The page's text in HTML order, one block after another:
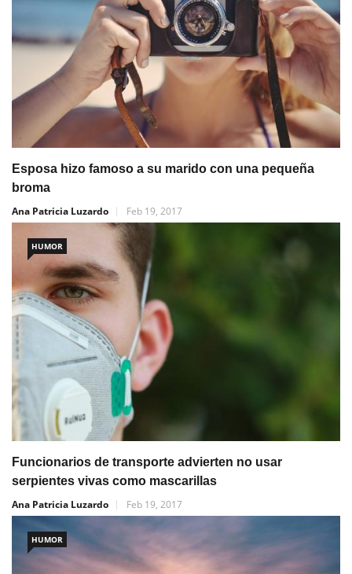
Esposa hizo famoso a su marido con una pequeña
broma
Ana Patricia Luzardo
Feb 19, 2017
HUMOR
Funcionarios de transporte advierten no usar
serpientes vivas como mascarillas
Ana Patricia Luzardo
Feb 19, 2017
HUMOR